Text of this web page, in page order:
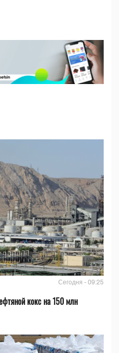
Сегодня - 09:25
кокс на 150 млн